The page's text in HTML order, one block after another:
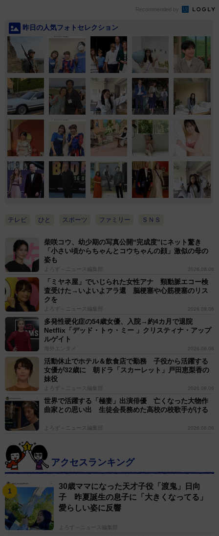
Recommended by
昨日の人気フォトセレクション
テレビ ひと スポーツ ファミリー ＳＮＳ
柴咲コウ、幼少期の写真公開“完成度”にネット驚き
「小さい頃からちゃんとコウちゃんの顔」激似の母の
姿も
よろず～ニュース編集部 2026.08.06
「ミヤネ屋」でいじられた女性アナ 頸動脈エコー検
査受けた→いよいよアラ還 脳梗塞や心筋梗塞のリス
クを
よろず～ニュース編集部 2026.08.06
多発性硬化症の54歳女優、入院→約4カ月で退院
Netflix「デッド・トゥ・ミー 」クリスティナ・アップ
ルゲイト
海外エンタメ 2026.08.06
活動休止でホテル＆飲食店で勤務 子役から活躍する
女優が32歳に 朝ドラ「スカーレット」戸田恵梨香の
妹役
よろず～ニュース編集部 2026.08.06
世界で活躍する「極妻」出演俳優 亡くなった大物作
曲家との思い出 生徒会長務めた高校の校歌手がける
よろず～ニュース編集部 2026.08.06
アクセスランキング
30歳ママになった天才子役「渡鬼」日向
子 昨夏誕生の息子に「大きくなってる」
愛らしい姿に反響
よろず～ニュース編集部